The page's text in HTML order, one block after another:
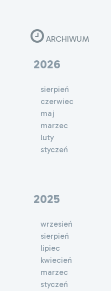
ARCHIWUM
2026
sierpień
czerwiec
maj
marzec
luty
styczeń
2025
wrzesień
sierpień
lipiec
kwiecień
marzec
styczeń